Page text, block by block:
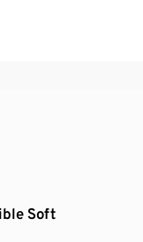
beflockter Säume
Microfaser-Qualität
Soft